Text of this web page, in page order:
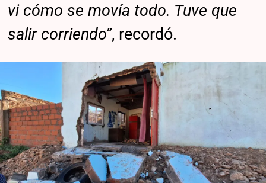
vi cómo se movía todo. Tuve que
salir corriendo”, recordó.